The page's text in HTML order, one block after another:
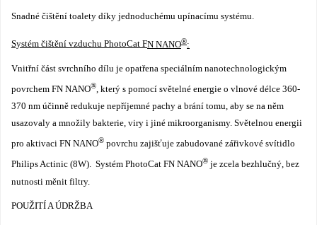
Snadné čištění toalety díky jednoduchému upínacímu systému.
Systém čištění vzduchu PhotoCat FN NANO®:
Vnitřní část svrchního dílu je opatřena speciálním nanotechnologickým
povrchem FN NANO® , který s pomocí světelné energie o vlnové délce 360-
370 nm účinně redukuje nepříjemné pachy a brání tomu, aby se na něm
usazovaly a množily bakterie, viry i jiné mikroorganismy. Světelnou energii
pro aktivaci FN NANO® povrchu zajišťuje zabudované zářivkové svítidlo
Philips Actinic (8W). Systém PhotoCat FN NANO® je zcela bezhlučný, bez
nutnosti měnit filtry.
POUŽITÍ A ÚDRŽBA